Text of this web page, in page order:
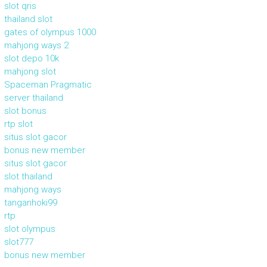
slot qris
thailand slot
gates of olympus 1000
mahjong ways 2
slot depo 10k
mahjong slot
Spaceman Pragmatic
server thailand
slot bonus
rtp slot
situs slot gacor
bonus new member
situs slot gacor
slot thailand
mahjong ways
tanganhoki99
rtp
slot olympus
slot777
bonus new member